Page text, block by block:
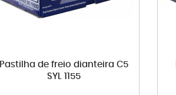
Pastilha de freio dianteira C5
SYL 1155